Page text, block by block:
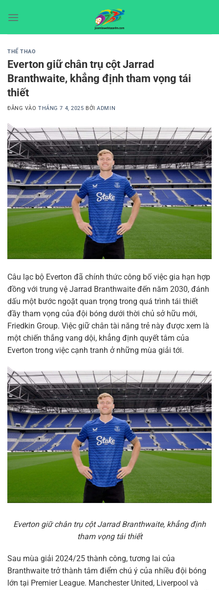
qua
THỂ THAO
Everton giữ chân trụ cột Jarrad
Branthwaite, khẳng định tham vọng tái
thiết
ĐĂNG VÀOTHÁNG 7 4, 2025 BỞIADMIN
Câu lạc bộ Everton đã chính thức công bố việc gia hạn hợp
đồng với trung vệ Jarrad Branthwaite đến năm 2030, đánh
dấu một bước ngoặt quan trọng trong quá trình tái thiết
đầy tham vọng của đội bóng dưới thời chủ sở hữu mới,
Friedkin Group. Việc giữ chân tài năng trẻ này được xem là
một chiến thắng vang dội, khẳng định quyết tâm của
Everton trong việc cạnh tranh ở những mùa giải tới.
Everton giữ chân trụ cột Jarrad Branthwaite, khẳng định
tham vọng tái thiết
Sau mùa giải 2024/25 thành công, tương lai của
Branthwaite trở thành tâm điểm chú ý của nhiều đội bóng
lớn tại Premier League. Manchester United, Liverpool và